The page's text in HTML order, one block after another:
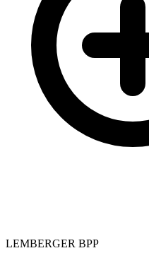
LEMBERGER BPP